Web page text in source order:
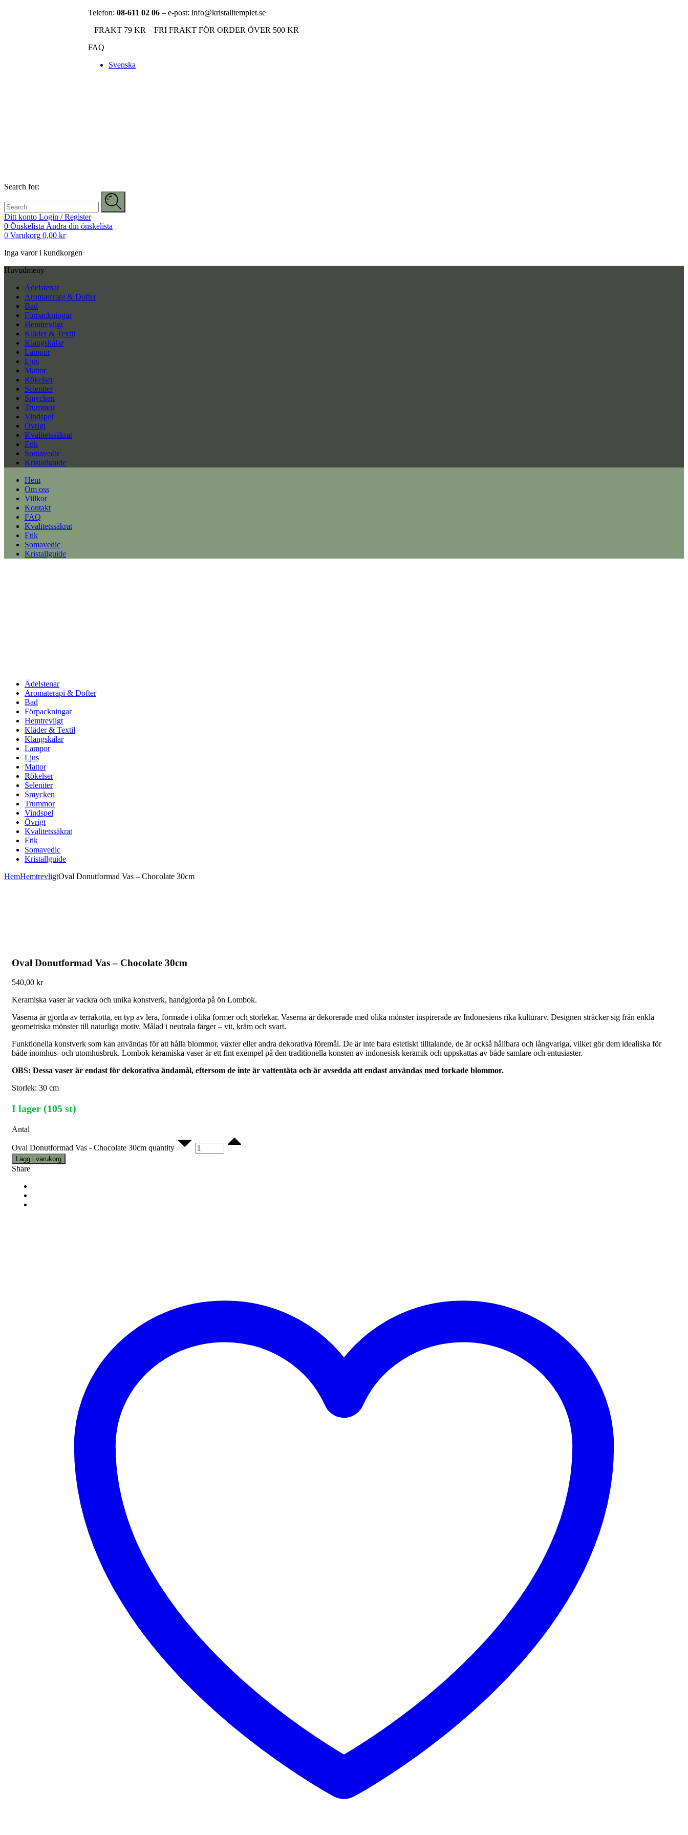
Telefon: 08-611 02 06 – e-post: info@kristalltemplet.se
– FRAKT 79 KR – FRI FRAKT FÖR ORDER ÖVER 500 KR –
FAQ
Svenska
Search for:
Ditt konto Login / Register
0 Önskelista Ändra din önskelista
0 Varukorg 0,00 kr
Inga varor i kundkorgen
Huvudmeny
Ädelstenar
Aromaterapi & Dofter
Bad
Förpackningar
Hemtrevligt
Kläder & Textil
Klangskålar
Lampor
Ljus
Mattor
Rökelser
Seleniter
Smycken
Trummor
Vindspel
Övrigt
Kvalitetssäkrat
Etik
Somavedic
Kristallguide
Hem
Om oss
Villkor
Kontakt
FAQ
Kvalitetssäkrat
Etik
Somavedic
Kristallguide
Ädelstenar
Aromaterapi & Dofter
Bad
Förpackningar
Hemtrevligt
Kläder & Textil
Klangskålar
Lampor
Ljus
Mattor
Rökelser
Seleniter
Smycken
Trummor
Vindspel
Övrigt
Kvalitetssäkrat
Etik
Somavedic
Kristallguide
HemHemtrevligtOval Donutformad Vas – Chocolate 30cm
Oval Donutformad Vas – Chocolate 30cm
540,00 kr
Keramiska vaser är vackra och unika konstverk, handgjorda på ön Lombok.
Vaserna är gjorda av terrakotta, en typ av lera, formade i olika former och storlekar. Vaserna är dekorerade med olika mönster inspirerade av Indonesiens rika kulturarv. Designen sträcker sig från enkla
geometriska mönster till naturliga motiv. Målad i neutrala färger – vit, kräm och svart.
Funktionella konstverk som kan användas för att hålla blommor, växter eller andra dekorativa föremål. De är inte bara estetiskt tilltalande, de är också hållbara och långvariga, vilket gör dem idealiska för
både inomhus- och utomhusbruk. Lombok keramiska vaser är ett fint exempel på den traditionella konsten av indonesisk keramik och uppskattas av både samlare och entusiaster.
OBS: Dessa vaser är endast för dekorativa ändamål, eftersom de inte är vattentäta och är avsedda att endast användas med torkade blommor.
Storlek: 30 cm
I lager (105 st)
Antal
Oval Donutformad Vas - Chocolate 30cm quantity
Lägg i varukorg
Share